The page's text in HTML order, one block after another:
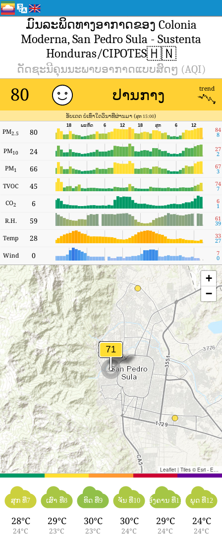
ມົນລະພິດທາງອາກາດຂອງ Colonia
Moderna, San Pedro Sula - Sustenta
Honduras/CIPOTES🇭🇳
ດັດຊະນີຄຸນນະພາບອາກາດແບບສົດໆ (AQI)
80 ປານກາງ trend
ອັບເດດ ບໍ່ເທົ່າໃດວິນາທີຜ່ານມາ (ສຸກ 15:00)
PM2.5 80
12
6
ສຸກ
18
12
6
ພະຫັດ
18
84
8
PM10 24 27
2
PM1 66 67
3
TVOC 45 74
7
CO2 6 6
1
R.H. 59 61
39
Temp 28 33
27
Wind 0 7
0
+
−
Leaflet | Tiles © Esri - Esri, DeLorme, NAVTEQ, TomTom, Intermap, iPC, USGS, FAO, NPS, NRCAN, GeoBase, Kadaster NL, Ordnance Survey, Esri Japan, METI, Esri China (Hong Kong), and the GIS User Community
ສຸກ ທີ່7
28°C
24°C
ເສົາ ທີ່8
29°C
23°C
ທິດ ທີ່9
30°C
23°C
ຈັນ ທີ່10
30°C
24°C
ອັງຄານ ທີ່11
29°C
24°C
ພຸດ ທີ່12
24°C
24°C